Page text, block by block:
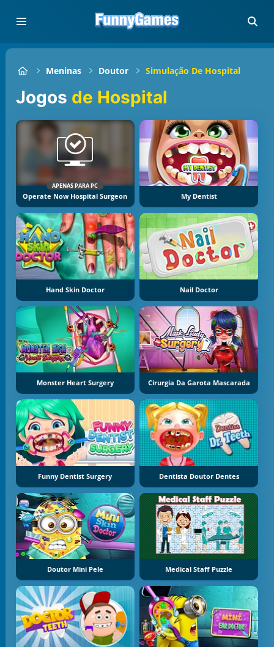
Meninas Doutor Simulação De Hospital
Jogos de Hospital
APENAS PARA PC
Operate Now Hospital Surgeon My Dentist
Hand Skin Doctor Nail Doctor
Monster Heart Surgery Cirurgia Da Garota Mascarada
Funny Dentist Surgery Dentista Doutor Dentes
Doutor Mini Pele Medical Staff Puzzle